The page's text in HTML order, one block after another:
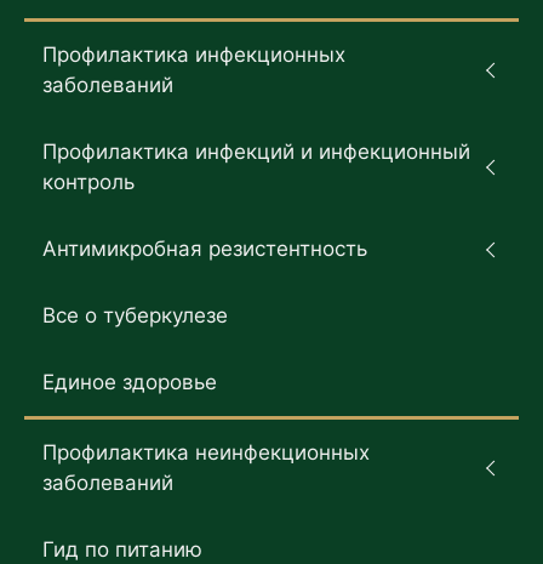
Профилактика инфекционных
заболеваний
Профилактика инфекций и инфекционный
контроль
Антимикробная резистентность
Все о туберкулезе
Единое здоровье
Профилактика неинфекционных
заболеваний
Гид по питанию